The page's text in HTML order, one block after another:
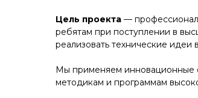
Цель проекта —
ребятам при поступлении в
реализовать технические идеи
Мы применяем инновационные
методикам и программам